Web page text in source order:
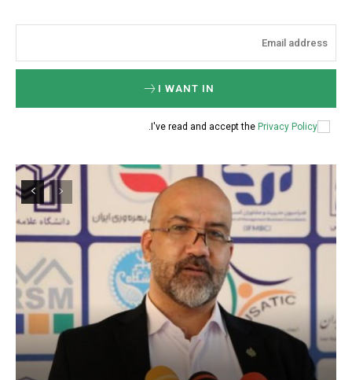
I WANT IN
I've read and accept the Privacy Policy